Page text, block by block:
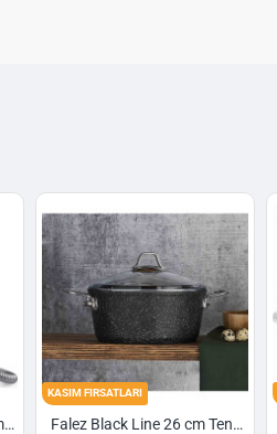
Arzum AR4095 Olimpia Smart Cyclone Filtreli Süpürge - Füme
KASIM FIRSATLARI
Falez Black Line 26 cm Tencere